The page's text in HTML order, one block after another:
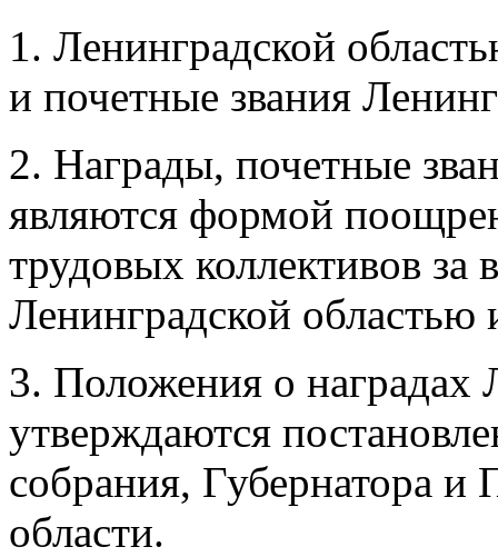
1. Ленинградской
и почетные звания
2. Награды, почетные
являются формой
трудовых коллективов
Ленинградской областью
3. Положения о наградах
утверждаются
собрания, Губернатора и
области.